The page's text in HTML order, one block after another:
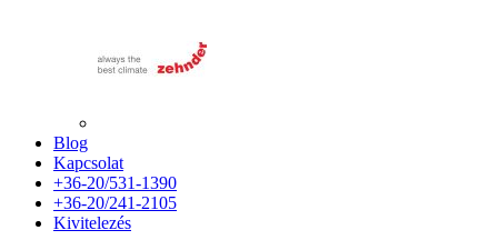
Blog
Kapcsolat
+36-20/531-1390
+36-20/241-2105
Kivitelezés